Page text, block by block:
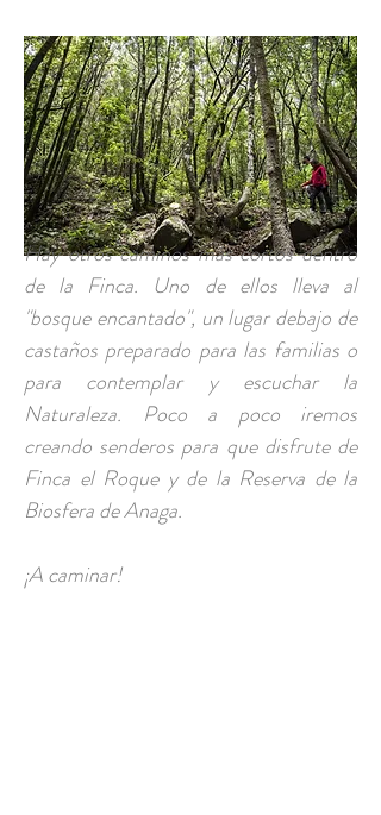
Hay otros caminos más cortos dentro
de la Finca. Uno de ellos lleva al
"bosque encantado", un lugar debajo de
castaños preparado para las familias o
para contemplar y escuchar la
Naturaleza. Poco a poco iremos
creando senderos para que disfrute de
Finca el Roque y de la Reserva de la
Biosfera de Anaga.
¡A caminar!